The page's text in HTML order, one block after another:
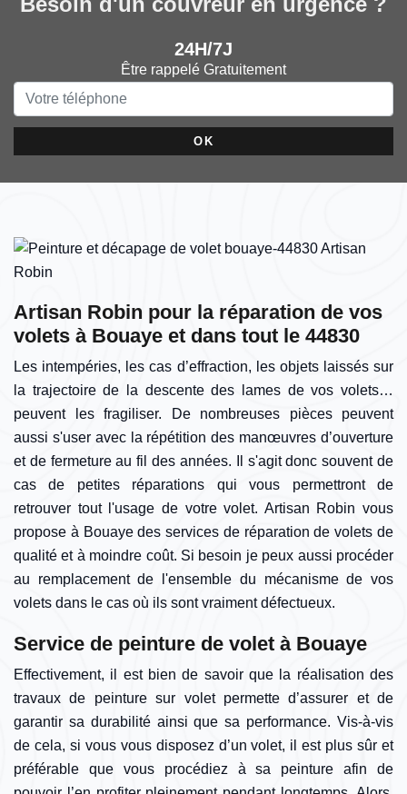
24H/7J
Être rappelé Gratuitement
Artisan Robin pour la réparation de vos
volets à Bouaye et dans tout le 44830
Les intempéries, les cas d’effraction, les objets laissés sur
la trajectoire de la descente des lames de vos volets…
peuvent les fragiliser. De nombreuses pièces peuvent
aussi s'user avec la répétition des manœuvres d’ouverture
et de fermeture au fil des années. Il s'agit donc souvent de
cas de petites réparations qui vous permettront de
retrouver tout l'usage de votre volet. Artisan Robin vous
propose à Bouaye des services de réparation de volets de
qualité et à moindre coût. Si besoin je peux aussi procéder
au remplacement de l'ensemble du mécanisme de vos
volets dans le cas où ils sont vraiment défectueux.
Service de peinture de volet à Bouaye
Effectivement, il est bien de savoir que la réalisation des
travaux de peinture sur volet permette d’assurer et de
garantir sa durabilité ainsi que sa performance. Vis-à-vis
de cela, si vous vous disposez d’un volet, il est plus sûr et
préférable que vous procédiez à sa peinture afin de